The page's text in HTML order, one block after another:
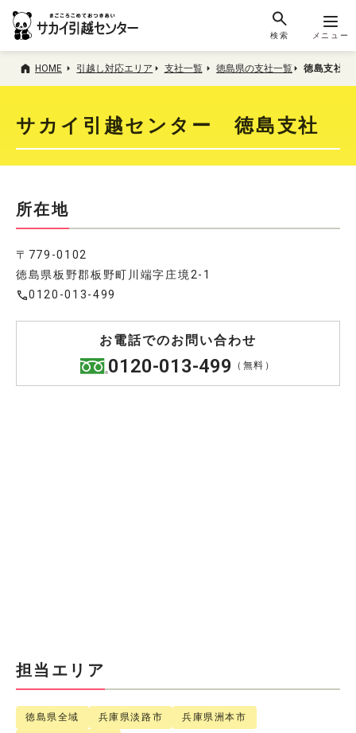
検索 メニュー
HOME 引越し対応エリア 支社一覧 徳島県の支社一覧 徳島支社
サカイ引越センター 徳島支社
所在地
〒779-0102
徳島県板野郡板野町川端字庄境2-1
0120-013-499
お電話でのお問い合わせ
0120-013-499 （無料）
担当エリア
徳島県全域 兵庫県淡路市 兵庫県洲本市